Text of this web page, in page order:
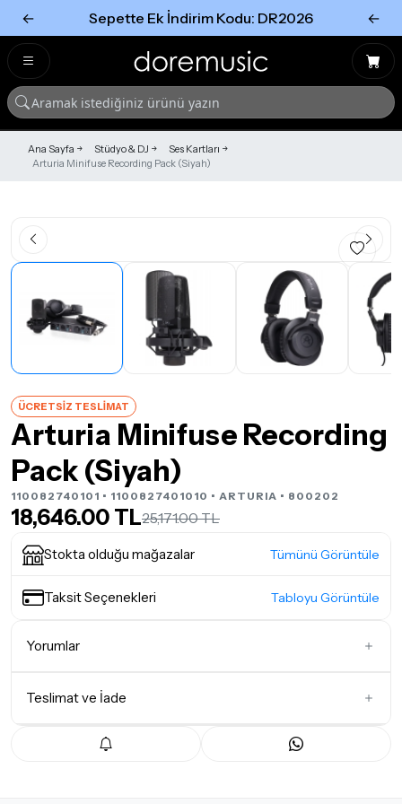
← Sepette Ek İndirim Kodu: DR2026 ←
Ana Sayfa Stüdyo & DJ
Ses Kartları
Arturia Minifuse Recording Pack (Siyah)
ÜCRETSİZ TESLİMAT
Arturia Minifuse Recording
Pack (Siyah)
110082740101 • 1100827401010 • ARTURIA • 800202
18,646.00 TL25,171.00 TL
Stokta olduğu mağazalar Tümünü Görüntüle
Taksit Seçenekleri Tabloyu Görüntüle
Yorumlar
Teslimat ve İade
Teslimat Koşulları
Tümünü Gör
Tümünü gör